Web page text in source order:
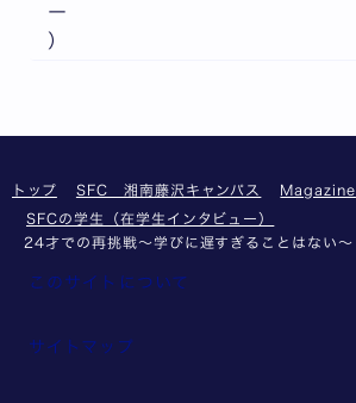
ー
）
トップ SFC 湘南藤沢キャンパス
Magazine
SFCの学生（在学生インタビュー）
24才での再挑戦～学びに遅すぎることはない～
このサイトについて
サイトマップ